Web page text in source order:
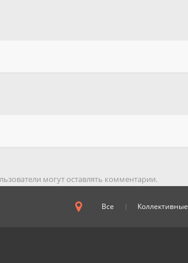
могут оставлять комментарии.
Все Коллективные